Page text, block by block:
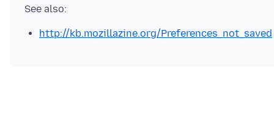
http://kb.mozillazine.org/Preferences_not_saved